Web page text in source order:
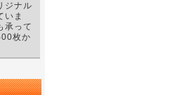
ジナル
いま
承って
枚か